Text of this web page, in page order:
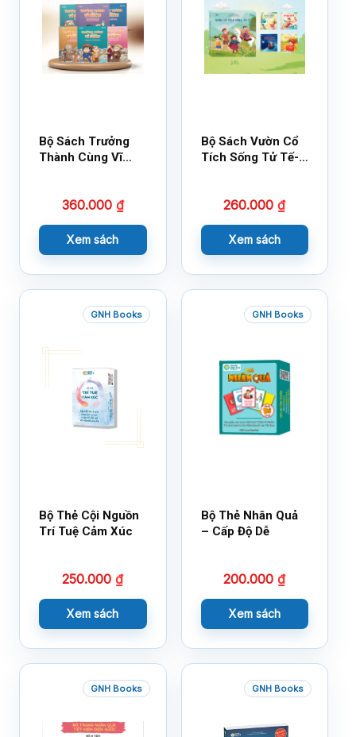
Bộ Sách Trưởng
Thành Cùng Vĩ
360.000 ₫
Xem sách
Bộ Sách Vườn Cổ
Tích Sống Tử Tế-
260.000₫
Xem sách
GNH Books
Bộ Thẻ Cội Nguồn
Trí Tuệ Cảm Xúc
250.000₫
Xem sách
GNH Books
Bộ Thẻ Nhân Quả
– Cấp Độ Dễ
200.000₫
Xem sách
GNH Books GNH Books